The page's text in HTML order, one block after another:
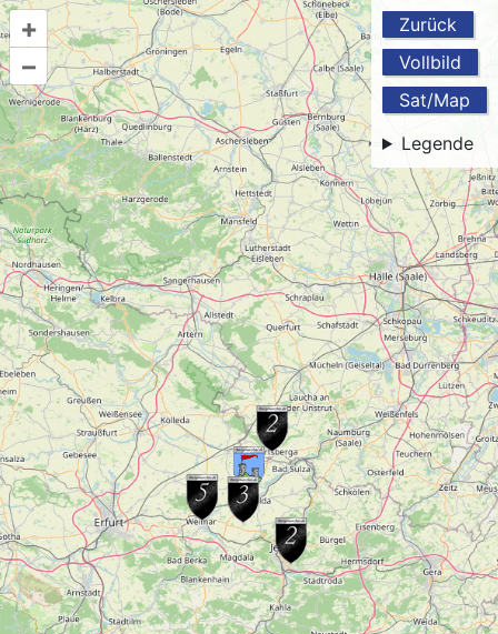
Zurück
Vollbild
Sat/Map
Legende
+
–